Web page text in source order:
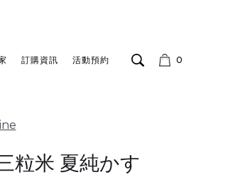
訂購資訊 活動預約 0
粒米 夏純かす